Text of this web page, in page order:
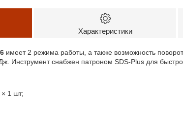
Характеристики
имеет 2 режима работы, а также возможность
Инструмент снабжен патроном SDS-Plus для
× 1 шт;